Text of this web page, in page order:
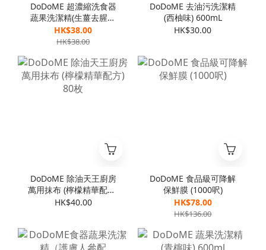
DoDoME 超濃縮洗食器
蔬果洗潔精(生薑去腥配
方) 1000mL
HK$38.00
HK$38.00
DoDoME 去油污洗潔精
(西柚味) 600mL
HK$30.00
DoDoME 除油天王廚房
萬用抹布 (檸檬精華配方)
80枚
HK$40.00
DoDoME 食品級可降解
保鮮膜 (1000呎)
HK$78.00
HK$136.00